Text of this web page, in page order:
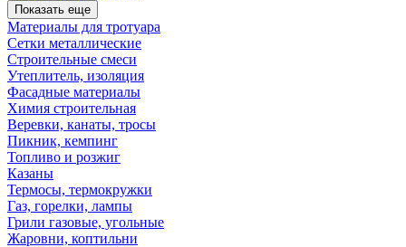
Показать еще
Материалы для тротуара
Сетки металлические
Строительные смеси
Утеплитель, изоляция
Фасадные материалы
Химия строительная
Веревки, канаты, тросы
Пикник, кемпинг
Топливо и розжиг
Казаны
Термосы, термокружки
Газ, горелки, лампы
Грили газовые, угольные
Жаровни, коптильни